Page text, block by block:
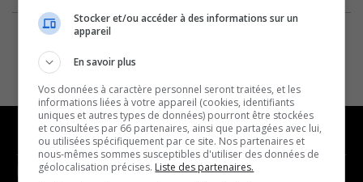
NOUVELLES MUSIQUE
Stocker et/ou accéder à des informations sur un
appareil
En savoir plus
Vos données à caractère personnel seront traitées, et les
informations liées à votre appareil (cookies, identifiants
uniques et autres types de données) pourront être stockées
et consultées par 66 partenaires, ainsi que partagées avec lui,
ou utilisées spécifiquement par ce site. Nos partenaires et
nous-mêmes sommes susceptibles d'utiliser des données de
géolocalisation précises. Liste des partenaires.